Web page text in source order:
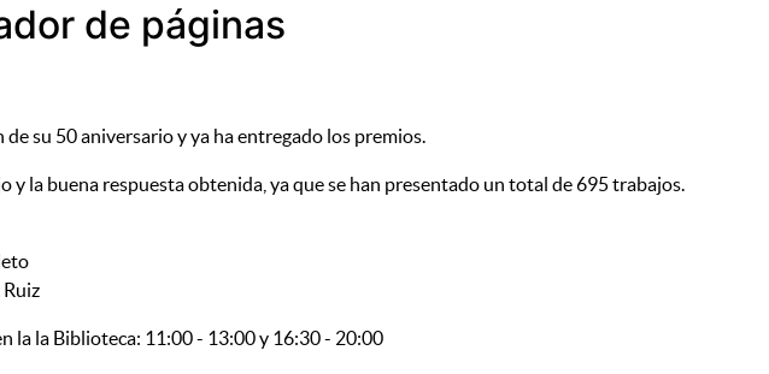
de páginas
su 50 aniversario y ya ha entregado los premios.
la buena respuesta obtenida, ya que se han presentado un total de 695 trabajos.
la la Biblioteca: 11:00 - 13:00 y 16:30 - 20:00